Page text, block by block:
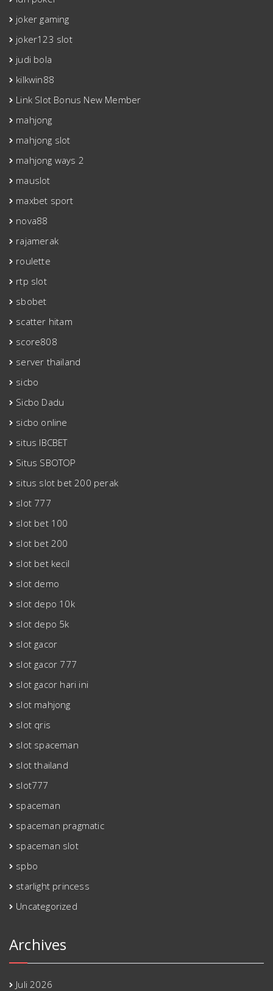
joker gaming
joker123 slot
judi bola
kilkwin88
Link Slot Bonus New Member
mahjong
mahjong slot
mahjong ways 2
mauslot
maxbet sport
nova88
rajamerak
roulette
rtp slot
sbobet
scatter hitam
score808
server thailand
sicbo
Sicbo Dadu
sicbo online
situs IBCBET
Situs SBOTOP
situs slot bet 200 perak
slot 777
slot bet 100
slot bet 200
slot bet kecil
slot demo
slot depo 10k
slot depo 5k
slot gacor
slot gacor 777
slot gacor hari ini
slot mahjong
slot qris
slot spaceman
slot thailand
slot777
spaceman
spaceman pragmatic
spaceman slot
spbo
starlight princess
Uncategorized
Archives
Juli 2026